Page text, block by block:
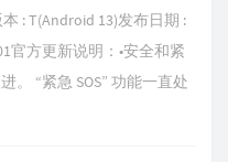
本 : T(Android 13)发布日期 :
官方更新说明：•安全和紧
。 “紧急 SOS” 功能一直处